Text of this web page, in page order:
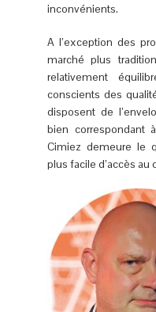
inconvénients.
A l’exception des
marché plus
relativement
conscients des
disposent de
bien correspondant
Cimiez demeure le
plus facile d’accès au